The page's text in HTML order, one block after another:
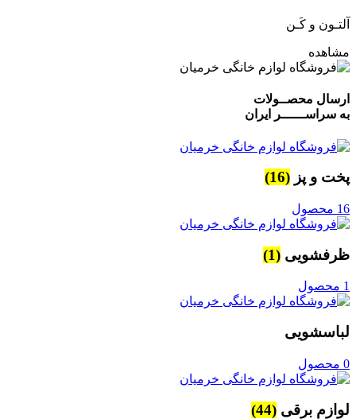
آلتـون و کَـن
مشاهده
ارسال محصــولات
به سراســــــر ایران
پخت و پز (16)
16 محصول
ظرفشویی (1)
1 محصول
لباسشویی
0 محصول
لوازم برقی (44)